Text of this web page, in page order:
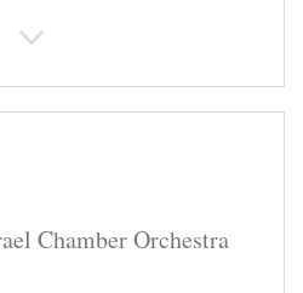
Chamber Orchestra